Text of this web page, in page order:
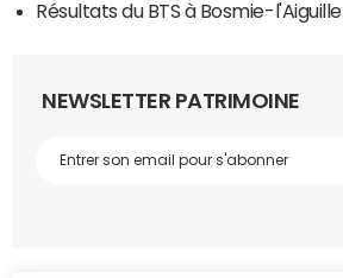
Résultats du BTS à Bosmie-l'Aiguille
NEWSLETTER PATRIMOINE